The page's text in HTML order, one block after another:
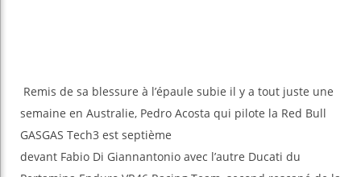
Remis de sa blessure à l’épaule subie il y a tout juste une
semaine en Australie, Pedro Acosta qui pilote la Red Bull
GASGAS Tech3 est septième
devant Fabio Di Giannantonio avec l’autre Ducati du